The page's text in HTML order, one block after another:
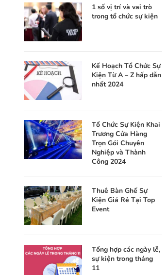
1 số vị trí và vai trò
trong tổ chức sự kiện
Kế Hoạch Tổ Chức Sự
Kiện Từ A – Z hấp dẫn
nhất 2024
Tổ Chức Sự Kiện Khai
Trương Cửa Hàng
Trọn Gói Chuyên
Nghiệp và Thành
Công 2024
Thuê Bàn Ghế Sự
Kiện Giá Rẻ Tại Top
Event
Tổng hợp các ngày lễ,
sự kiện trong tháng
11